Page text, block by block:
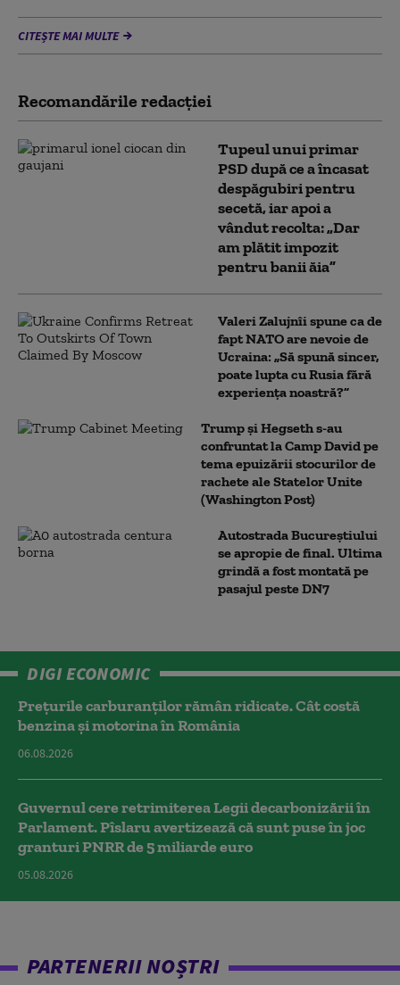
CITEȘTE MAI MULTE
Recomandările redacţiei
Tupeul unui primar
PSD după ce a încasat
despăgubiri pentru
secetă, iar apoi a
vândut recolta: „Dar
am plătit impozit
pentru banii ăia”
Valeri Zalujnîi spune ca de
fapt NATO are nevoie de
Ucraina: „Să spună sincer,
poate lupta cu Rusia fără
experiența noastră?”
Trump şi Hegseth s-au
confruntat la Camp David pe
tema epuizării stocurilor de
rachete ale Statelor Unite
(Washington Post)
Autostrada Bucureștiului
se apropie de final. Ultima
grindă a fost montată pe
pasajul peste DN7
DIGI ECONOMIC
Prețurile carburanților rămân ridicate. Cât costă
benzina și motorina în România
06.08.2026
Guvernul cere retrimiterea Legii decarbonizării în
Parlament. Pîslaru avertizează că sunt puse în joc
granturi PNRR de 5 miliarde euro
05.08.2026
PARTENERII NOȘTRI